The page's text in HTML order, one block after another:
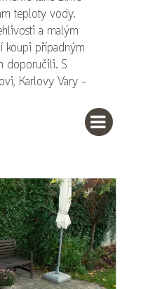
teploty vody.
a malým
koupi případným
doporučili. S
Karlovy Vary -